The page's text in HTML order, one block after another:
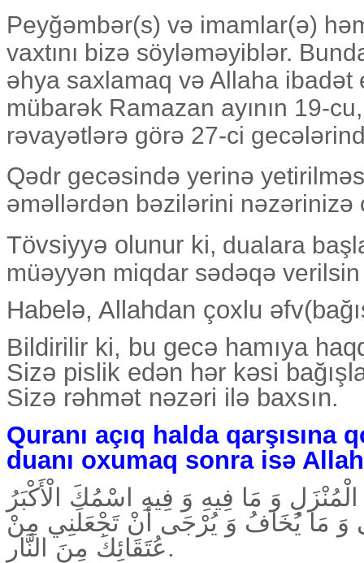
Peyğəmbər(s) və imamlar(ə)
vaxtını bizə söyləməyiblər.
əhya saxlamaq və Allaha ibadət
mübarək Ramazan ayının 19-
rəvayətlərə görə 27-ci
Qədr gecəsində yerinə
əməllərdən bəzilərini nəzərinizə
Tövsiyyə olunur ki, dualara
müəyyən miqdar sədəqə verilsin
Habelə, Allahdan çoxlu
Bildirilir ki, bu gecə hamıya
Sizə pislik edən hər kəsi
Sizə rəhmət nəzəri ilə baxsın.
Quranı açıq halda qarşısına
duanı oxumaq sonra isə
وَ مَا فِيهِ وَ فِيهِ اسْمُكَ الْأَكْبَرُ
وَ مَا يُخَافُ وَ يُرْجَى أَنْ تَجْعَلَنِي مِنْ
عُتَقَائِكَ مِنَ النَّارِ.